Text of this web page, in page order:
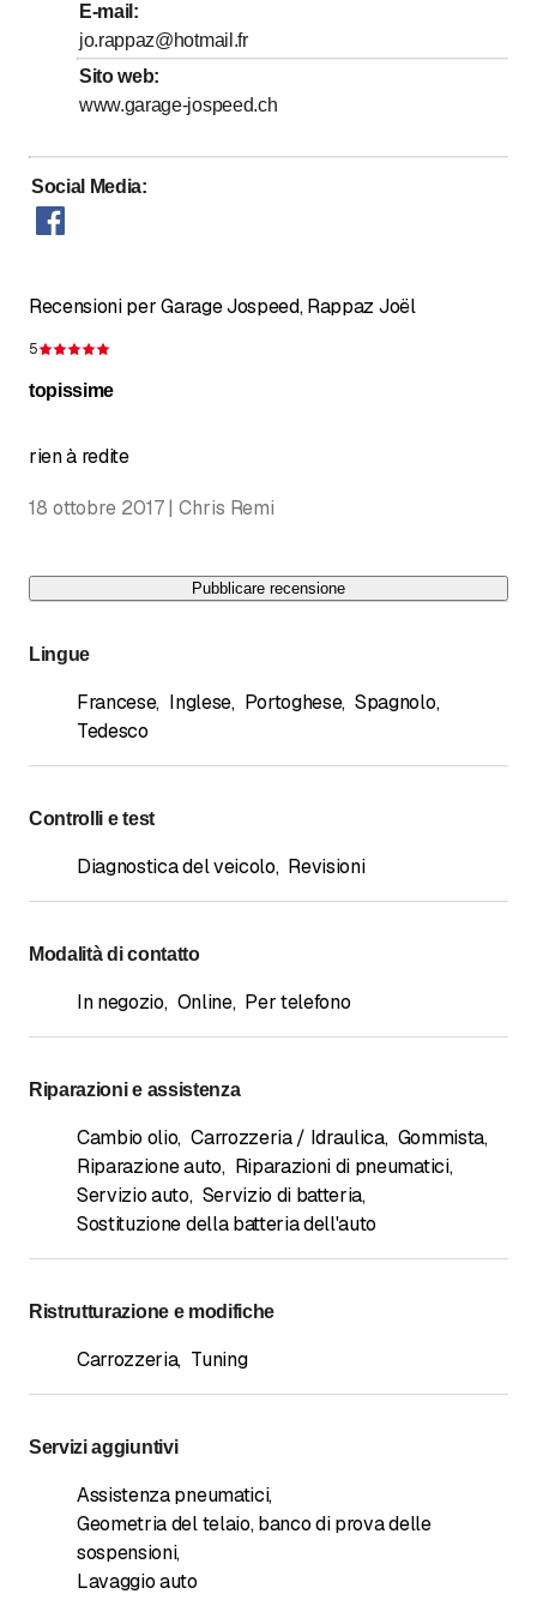
Domenica
Samstag nach Vereinbarung
E-mail :
jo.rappaz@hotmail.fr
Sito web:
www.garage-jospeed.ch
Social Media:
Recensioni per Garage Jospeed, Rappaz Joël
5
topissime
rien à redite
18 ottobre 2017 | Chris Remi
Pubblicare recensione
Lingue
Francese, Inglese, Portoghese, Spagnolo,
Tedesco
Controlli e test
Diagnostica del veicolo, Revisioni
Modalità di contatto
In negozio, Online, Per telefono
Riparazioni e assistenza
Cambio olio, Carrozzeria / Idraulica, Gommista,
Riparazione auto, Riparazioni di pneumatici,
Servizio auto, Servizio di batteria,
Sostituzione della batteria dell'auto
Ristrutturazione e modifiche
Carrozzeria, Tuning
Servizi aggiuntivi
Assistenza pneumatici,
Geometria del telaio, banco di prova delle
sospensioni,
Lavaggio auto